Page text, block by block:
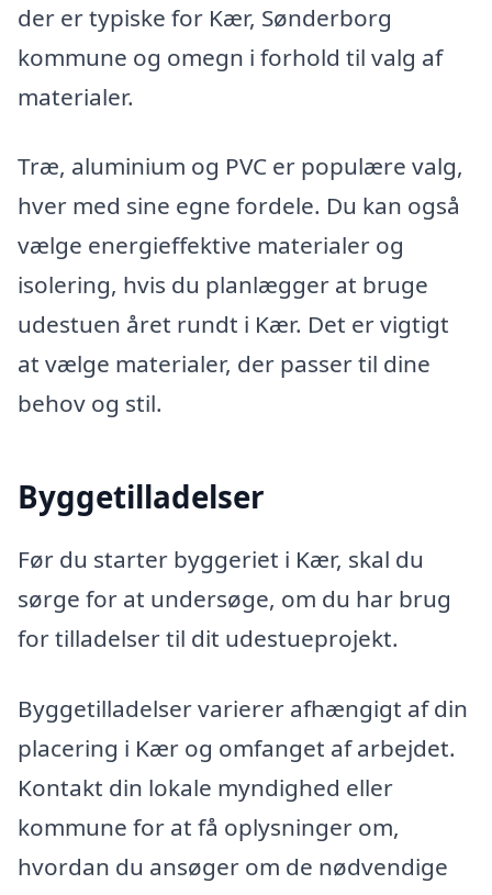
der er typiske for Kær, Sønderborg
kommune og omegn i forhold til valg af
materialer.
Træ, aluminium og PVC er populære valg,
hver med sine egne fordele. Du kan også
vælge energieffektive materialer og
isolering, hvis du planlægger at bruge
udestuen året rundt i Kær. Det er vigtigt
at vælge materialer, der passer til dine
behov og stil.
Byggetilladelser
Før du starter byggeriet i Kær, skal du
sørge for at undersøge, om du har brug
for tilladelser til dit udestueprojekt.
Byggetilladelser varierer afhængigt af din
placering i Kær og omfanget af arbejdet.
Kontakt din lokale myndighed eller
kommune for at få oplysninger om,
hvordan du ansøger om de nødvendige